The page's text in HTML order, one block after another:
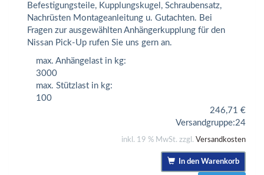
Befestigungsteile, Kupplungskugel, Schraubensatz,
Nachrüsten Montageanleitung u. Gutachten. Bei
Fragen zur ausgewählten Anhängerkupplung für den
Nissan Pick-Up rufen Sie uns gern an.
max. Anhängelast in kg:
3000
max. Stützlast in kg:
100
246,71 €
Versandgruppe:24
inkl. 19 % MwSt. zzgl. Versandkosten
In den Warenkorb